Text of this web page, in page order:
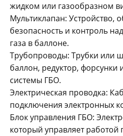
жидком или газообразном
Мультиклапан: Устройство,
безопасность и контроль
газа в баллоне.
Трубопроводы: Трубки или
баллон, редуктор, форсунки
системы ГБО.
Электрическая проводка:
подключения электронных
Блок управления ГБО:
который управляет работой